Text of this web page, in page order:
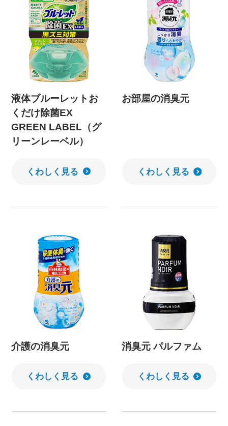
液体ブルーレットお
くだけ除菌EX
GREEN LABEL（グ
リーンレーベル）
くわしく見る
お部屋の消臭元
くわしく見る
介護の消臭元
くわしく見る
消臭元 パルファム
くわしく見る